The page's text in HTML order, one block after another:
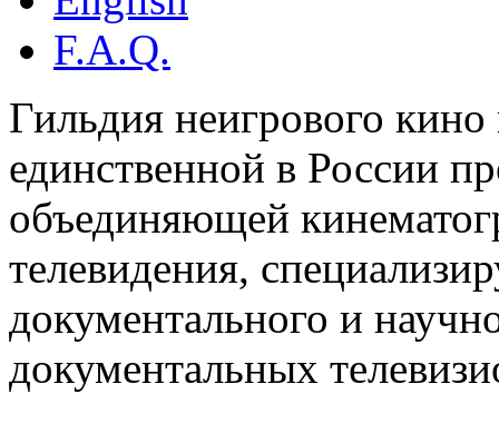
F.A.Q.
Гильдия неигрового кино
единственной в России
объединяющей
телевидения,
документального и
документальных